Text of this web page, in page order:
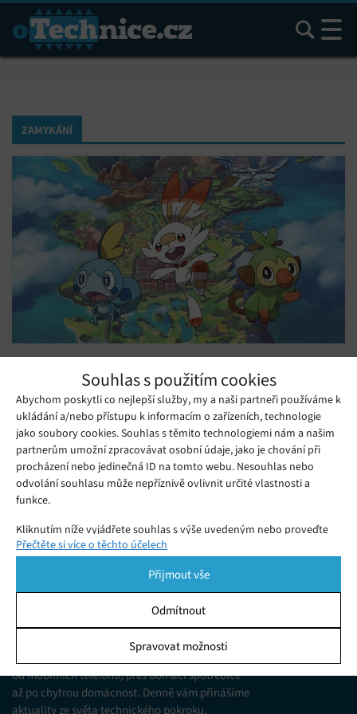
Souhlas s použitím cookies
Abychom poskytli co nejlepší služby, my a naši partneři používáme k
ukládání a/nebo přístupu k informacím o zařízeních, technologie
jako soubory cookies. Souhlas s těmito technologiemi nám a našim
partnerům umožní zpracovávat osobní údaje, jako je chování při
procházení nebo jedinečná ID na tomto webu. Nesouhlas nebo
odvolání souhlasu může nepříznivě ovlivnit určité vlastnosti a
funkce.
Kliknutím níže vyjádřete souhlas s výše uvedeným nebo proveďte
podrobnější rozhodnutí. Vaše volby budou použity pouze na tomto
pomocí přepínačů v Zásadách cookies nebo kliknutím na tlačítko
Spravovat souhlas ve spodní části obrazovky.
Ukládání a/nebo přístup k informacím v zařízení, Porozumění
publiku prostřednictvím statistik nebo kombinací údajů z
různých zdrojů.
Přečtěte si více o těchto účelech
Přijmout vše
Odmítnout
Spravovat možnosti
Hledat
ZAMYKÁNÍ
zamyká televizory od Roku
Středa 20. 11. 2019 Redakce
Minulý týden vyšlá „pokémoní“ dvojhra Pokémon Sword a
Shield Switch na konzoli Switch není možné hrát na chytrých
televizích od společnosti Roku, protože ji zamyká.
Jsme web zajímající se o technologické novinky
od mobilních telefonů, přes domácí spotřebiče
až po chytrou domácnost. Denně vám přinášíme
aktuality ze světa technického pokroku,